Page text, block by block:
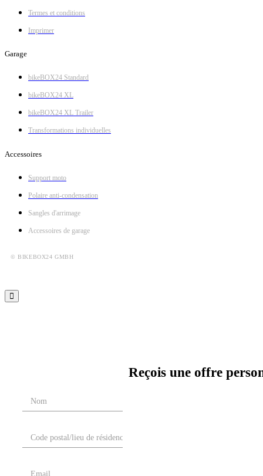
Termes et conditions
Imprimer
Garage
bikeBOX24 Standard
bikeBOX24 XL
bikeBOX24 XL Trailer
Transformations individuelles
Accessoires
Support moto
Polaire anti-condensation
Sangles d'arrimage
Accessoires de garage
© BIKEBOX24 GMBH
Reçois une offre